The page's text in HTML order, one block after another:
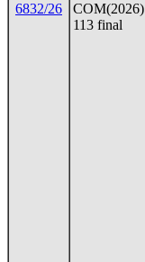
6832/26
COM(2026)
113 final